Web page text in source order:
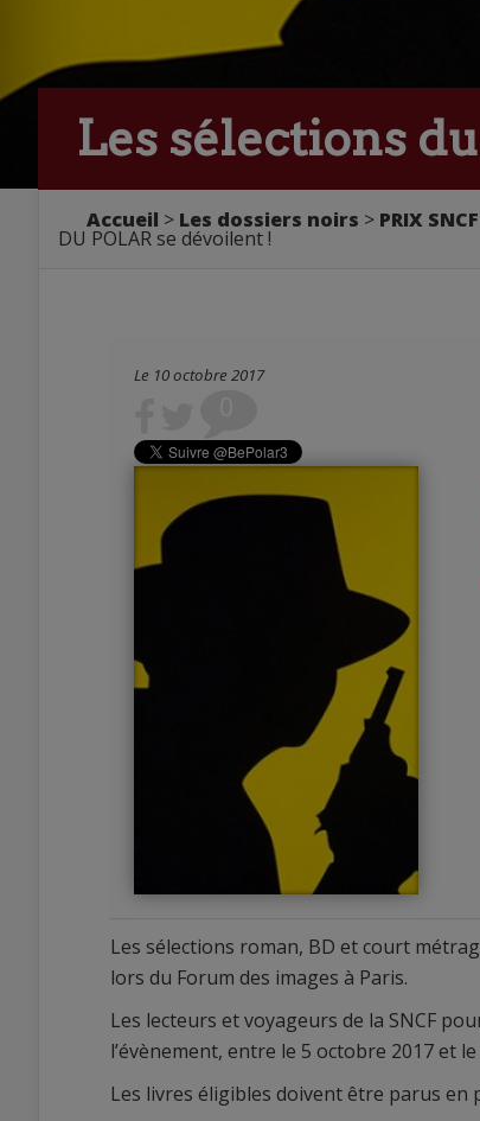
Les sélections
Accueil > Les dossiers noirs > PRIX
DU POLAR se dévoilent !
Le 10 octobre 2017
0
Les sélections roman, BD et court
lors du Forum des images à Paris.
Les lecteurs et voyageurs de la SNCF
l’évènement, entre le 5 octobre 2017 et le
Les livres éligibles doivent être parus en